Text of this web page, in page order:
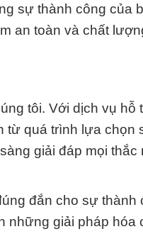
sự thành công của
an toàn và chất
tôi. Với dịch vụ
quá trình lựa chọn
giải đáp mọi thắc
đắn cho sự thành
những giải pháp hóa